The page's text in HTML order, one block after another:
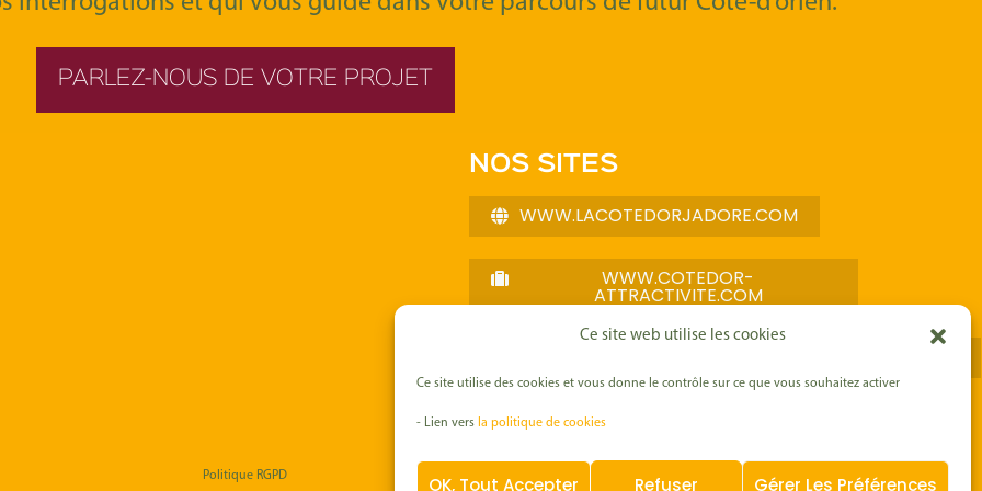
Ce site web utilise les cookies
Ce site utilise des cookies et vous donne le contrôle sur ce que vous souhaitez activer
- Lien vers la politique de cookies
OK, Tout Accepter Refuser Gérer Les Préférences
PARLEZ-NOUS DE VOTRE PROJET
NOS SITES
WWW.LACOTEDORJADORE.COM
WWW.COTEDOR-
ATTRACTIVITE.COM
Politique RGPD Politique Cookies